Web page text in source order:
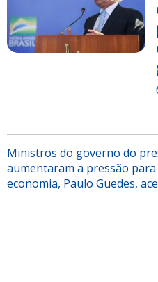
Ministros do governo do
aumentaram a pressão
economia, Paulo Guedes,